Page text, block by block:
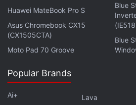
ഉപയോഗിക്കുന്നതിലും,
മനസ്സിലാക്കുന്നതിലും, വിഷൻ
ചെയ്യുന്നതിലും, കോഡിംഗ്
മോഡൽ മികച്ചതാണെന്ന്
ജിപിടി 5.2 മൂന്നു പതിപ്പുകളിൽ
API വഴി ChatGPT പെയ്ഡ്
Huawei MateBook Pro S
Asus Chromebook CX15
(CX1505CTA)
Moto Pad 70 Groove
Blue
Blue
Popular Brands
Ai+
Lava